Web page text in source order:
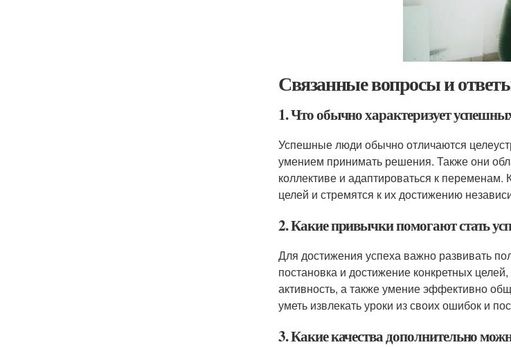
Связанные вопросы и
1. Что обычно характеризует
Успешные люди обычно отличаются
умением принимать решения. Также они
коллективе и адаптироваться к
целей и стремятся к их достижению
2. Какие привычки помогают стать
Для достижения успеха важно развивать
постановка и достижение конкретных
активность, а также умение эффективно
уметь извлекать уроки из своих ошибок и
3. Какие качества дополнительно